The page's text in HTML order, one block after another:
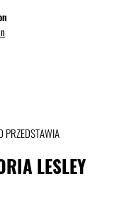
PRZEDSTAWIA
LESLEY